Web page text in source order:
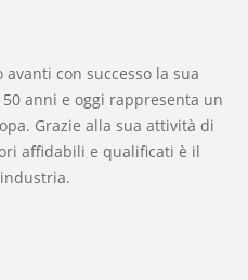
con successo la sua
anni e oggi rappresenta un
Grazie alla sua attività di
affidabili e qualificati è il